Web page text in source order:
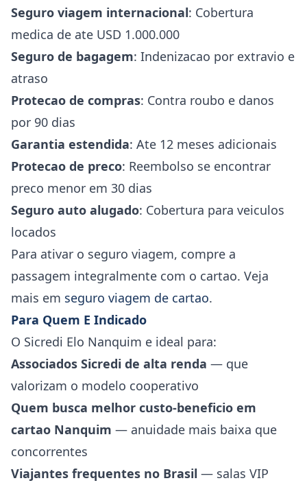
Seguro viagem internacional: Cobertura
medica de ate USD 1.000.000
Seguro de bagagem: Indenizacao por extravio e
atraso
Protecao de compras: Contra roubo e danos
por 90 dias
Garantia estendida: Ate 12 meses adicionais
Protecao de preco: Reembolso se encontrar
preco menor em 30 dias
Seguro auto alugado: Cobertura para veiculos
locados
Para ativar o seguro viagem, compre a
passagem integralmente com o cartao. Veja
mais em seguro viagem de cartao.
Para Quem E Indicado
O Sicredi Elo Nanquim e ideal para:
Associados Sicredi de alta renda — que
valorizam o modelo cooperativo
Quem busca melhor custo-beneficio em
cartao Nanquim — anuidade mais baixa que
concorrentes
Viajantes frequentes no Brasil — salas VIP